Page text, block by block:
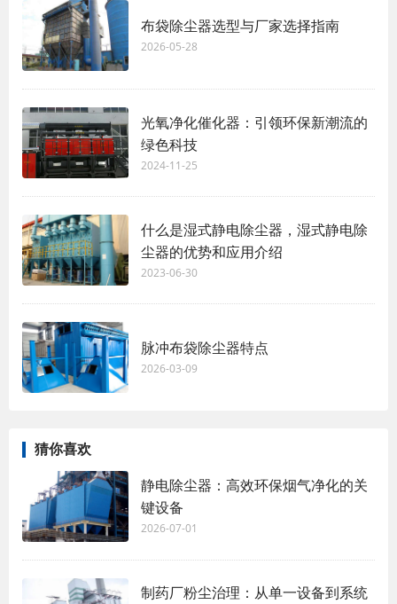
布袋除尘器选型与厂家选择指南
2026-05-28
光氧净化催化器：引领环保新潮流的
绿色科技
2024-11-25
什么是湿式静电除尘器，湿式静电除
尘器的优势和应用介绍
2023-06-30
脉冲布袋除尘器特点
2026-03-09
猜你喜欢
静电除尘器：高效环保烟气净化的关
键设备
2026-07-01
制药厂粉尘治理：从单一设备到系统